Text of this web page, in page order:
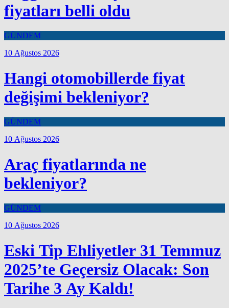
fiyatları belli oldu
GÜNDEM
10 Ağustos 2026
Hangi otomobillerde fiyat
değişimi bekleniyor?
GÜNDEM
10 Ağustos 2026
Araç fiyatlarında ne
bekleniyor?
GÜNDEM
10 Ağustos 2026
Eski Tip Ehliyetler 31 Temmuz
2025’te Geçersiz Olacak: Son
Tarihe 3 Ay Kaldı!